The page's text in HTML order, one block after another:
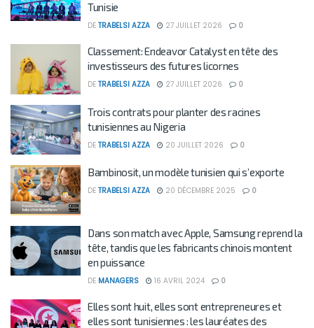
Tunisie
DE TRABELSI AZZA 27 JUILLET 2026 0
Classement: Endeavor Catalyst en tête des
investisseurs des futures licornes
DE TRABELSI AZZA 27 JUILLET 2026 0
Trois contrats pour planter des racines
tunisiennes au Nigeria
DE TRABELSI AZZA 20 JUILLET 2026 0
Bambinosit, un modèle tunisien qui s’exporte
DE TRABELSI AZZA 20 DÉCEMBRE 2025 0
Dans son match avec Apple, Samsung reprend la
tête, tandis que les fabricants chinois montent
en puissance
DE MANAGERS 16 AVRIL 2024 0
Elles sont huit, elles sont entrepreneures et
elles sont tunisiennes : les lauréates des